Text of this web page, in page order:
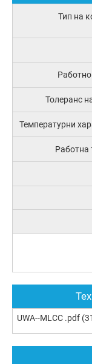
Тип на
Толеранс
Температурни
Работна
UWA--MLCC .pdf